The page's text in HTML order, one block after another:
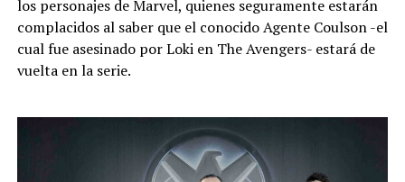
los personajes de Marvel, quienes seguramente estarán
complacidos al saber que el conocido Agente Coulson -el
cual fue asesinado por Loki en The Avengers- estará de
vuelta en la serie.